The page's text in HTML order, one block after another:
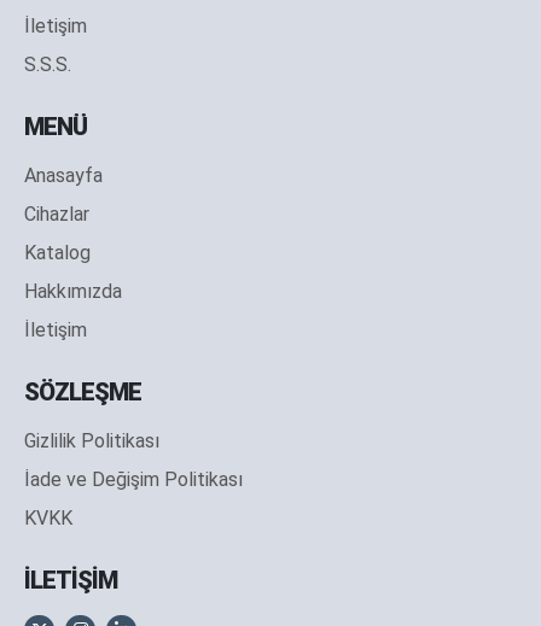
İletişim
S.S.S.
MENÜ
Anasayfa
Cihazlar
Katalog
Hakkımızda
İletişim
SÖZLEŞME
Gizlilik Politikası
İade ve Değişim Politikası
KVKK
İLETİŞİM